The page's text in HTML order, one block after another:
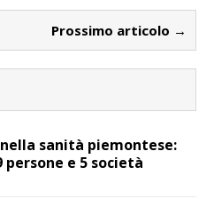
Prossimo articolo →
sanità piemontese:
persone e 5 società